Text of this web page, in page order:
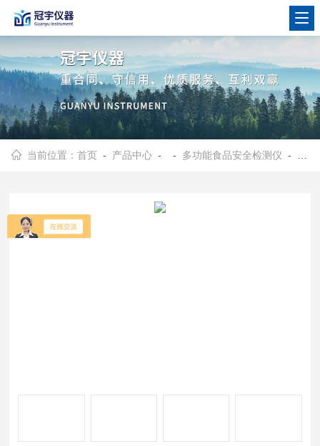
当前位置：首页 - 产品中心 - - 多功能食品安全检测仪 - 30通道食品安全检测仪分光胶体金二合一